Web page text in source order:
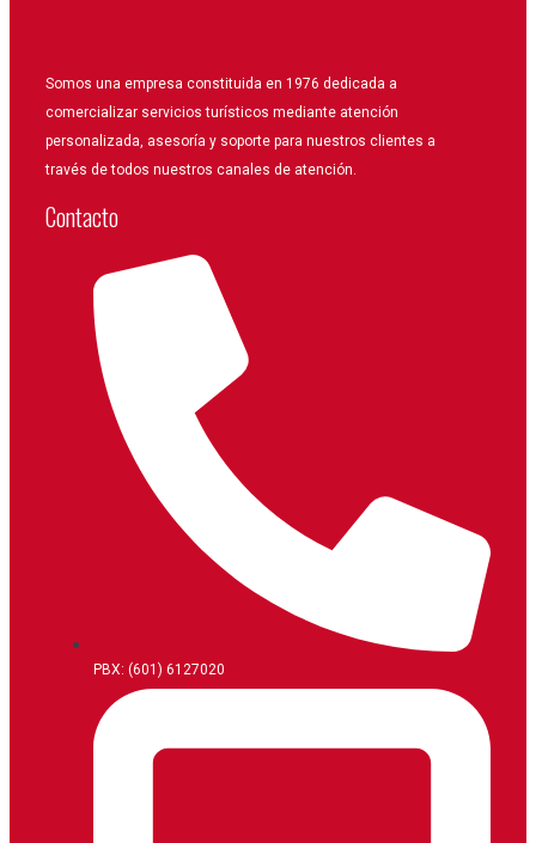
Somos una empresa constituida en 1976 dedicada a
comercializar servicios turísticos mediante atención
personalizada, asesoría y soporte para nuestros clientes a
través de todos nuestros canales de atención.
Contacto
PBX: (601) 6127020